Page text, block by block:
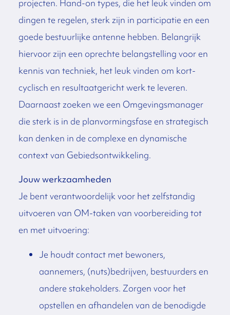
projecten. Hand-on types, die het leuk vinden om
dingen te regelen, sterk zijn in participatie en een
goede bestuurlijke antenne hebben. Belangrijk
hiervoor zijn een oprechte belangstelling voor en
kennis van techniek, het leuk vinden om kort-
cyclisch en resultaatgericht werk te leveren.
Daarnaast zoeken we een Omgevingsmanager
die sterk is in de planvormingsfase en strategisch
kan denken in de complexe en dynamische
context van Gebiedsontwikkeling.
Jouw werkzaamheden
Je bent verantwoordelijk voor het zelfstandig
uitvoeren van OM-taken van voorbereiding tot
en met uitvoering:
Je houdt contact met bewoners,
aannemers, (nuts)bedrijven, bestuurders en
andere stakeholders. Zorgen voor het
opstellen en afhandelen van de benodigde